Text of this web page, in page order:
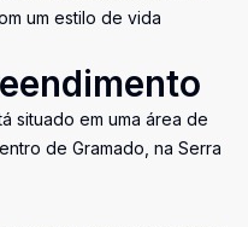
um estilo de vida
situado em uma área de
de Gramado, na Serra